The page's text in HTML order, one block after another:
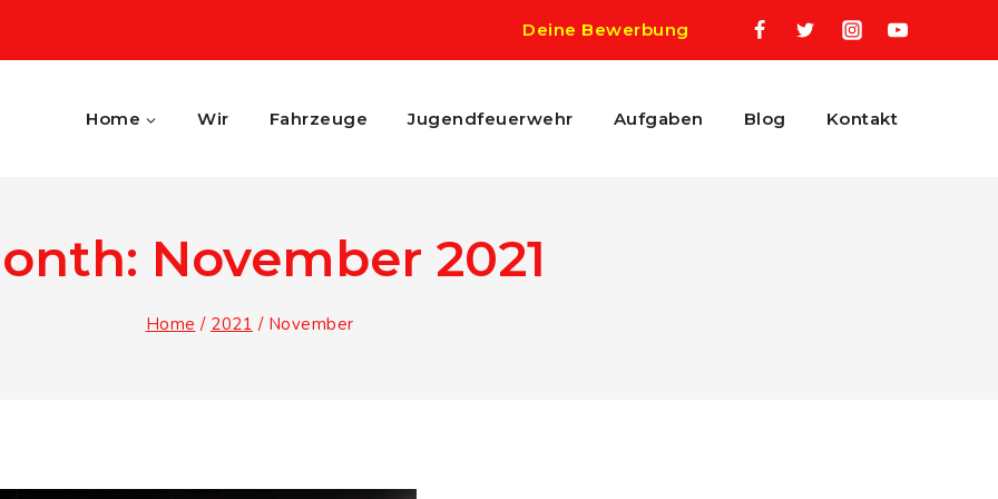
Deine Bewerbung
Home Wir Fahrzeuge Jugendfeuerwehr Aufgaben Blog Kontakt
November 2021
Home / 2021 / November